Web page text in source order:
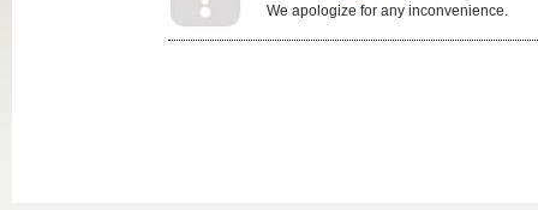
We apologize for any inconvenience.